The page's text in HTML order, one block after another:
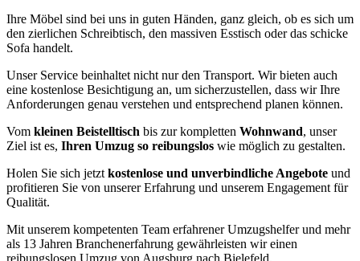
Ihre Möbel sind bei uns in guten Händen, ganz gleich, ob es sich um
den zierlichen Schreibtisch, den massiven Esstisch oder das schicke
Sofa handelt.
Unser Service beinhaltet nicht nur den Transport. Wir bieten auch
eine kostenlose Besichtigung an, um sicherzustellen, dass wir Ihre
Anforderungen genau verstehen und entsprechend planen können.
Vom kleinen Beistelltisch bis zur kompletten Wohnwand, unser
Ziel ist es, Ihren Umzug so reibungslos wie möglich zu gestalten.
Holen Sie sich jetzt kostenlose und unverbindliche Angebote und
profitieren Sie von unserer Erfahrung und unserem Engagement für
Qualität.
Mit unserem kompetenten Team erfahrener Umzugshelfer und mehr
als 13 Jahren Branchenerfahrung gewährleisten wir einen